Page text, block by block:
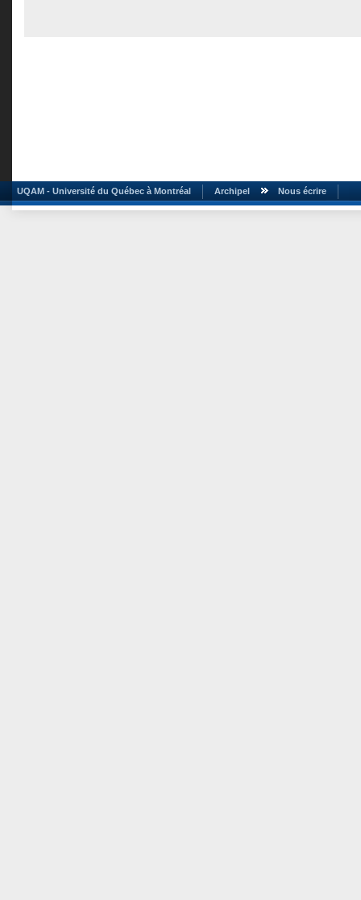
UQAM - Université du Québec à Montréal Archipel Nous écrire